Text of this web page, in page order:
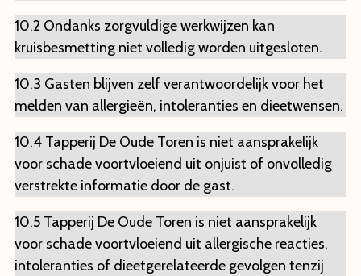
10.2 Ondanks zorgvuldige werkwijzen kan
kruisbesmetting niet volledig worden uitgesloten.
10.3 Gasten blijven zelf verantwoordelijk voor het
melden van allergieën, intoleranties en dieetwensen.
10.4 Tapperij De Oude Toren is niet aansprakelijk
voor schade voortvloeiend uit onjuist of onvolledig
verstrekte informatie door de gast.
10.5 Tapperij De Oude Toren is niet aansprakelijk
voor schade voortvloeiend uit allergische reacties,
intoleranties of dieetgerelateerde gevolgen tenzij